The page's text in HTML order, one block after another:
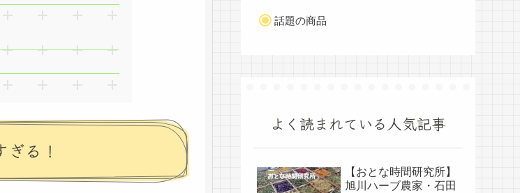
る！
話題の商品
よく読まれている人気記事
【おとな時間研究所】
旭川ハーブ農家・石田